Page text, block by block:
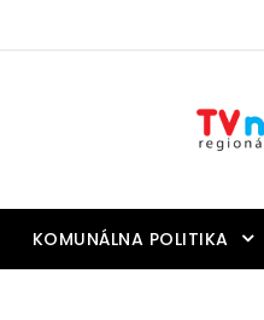
KOMUNÁLNA POLITIKA